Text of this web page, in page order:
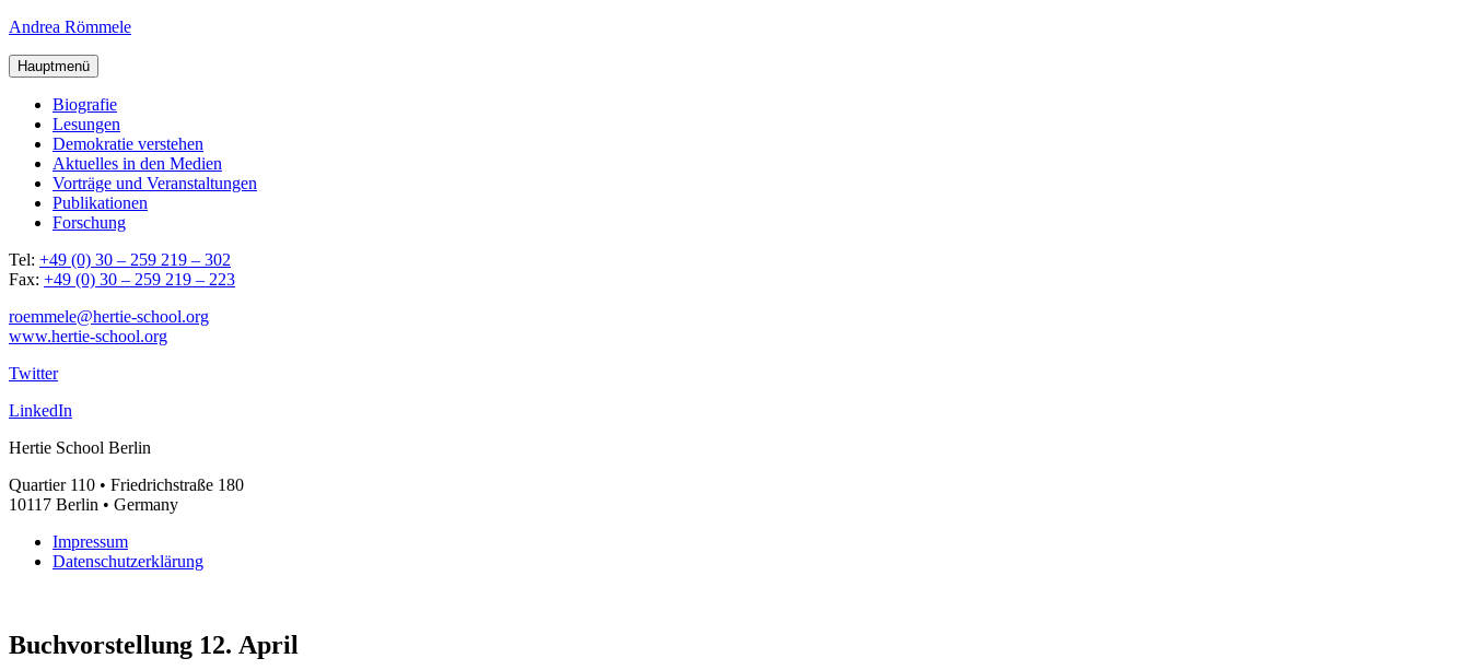
Andrea Römmele
Hauptmenü
Bio­gra­fie
Lesun­gen
Demo­kra­tie verstehen
Aktu­el­les in den Medien
Vor­trä­ge und Veranstaltungen
Publi­ka­tio­nen
For­schung
Tel: +49 (0) 30 – 259 219 – 302
Fax: +49 (0) 30 – 259 219 – 223
roemmele@hertie-school.org
www.hertie-school.org
Twitter
LinkedIn
Hertie School Berlin
Quartier 110 • Friedrichstraße 180
10117 Berlin • Germany
Impres­sum
Datenschutz­erklärung
Buch­vor­stel­lung 12. April